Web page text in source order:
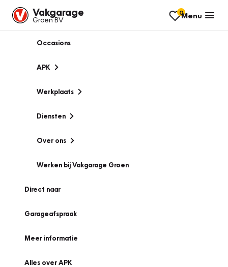
Vakgarage
Groen BV
0Menu
Occasions
APK
Werkplaats
Diensten
Over ons
Werken bij Vakgarage Groen
Direct naar
Garageafspraak
Meer informatie
Alles over APK